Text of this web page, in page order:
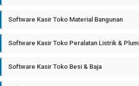
Software Kasir Toko Material Bangunan
Software Kasir Toko Peralatan Listrik &
Software Kasir Toko Besi & Baja